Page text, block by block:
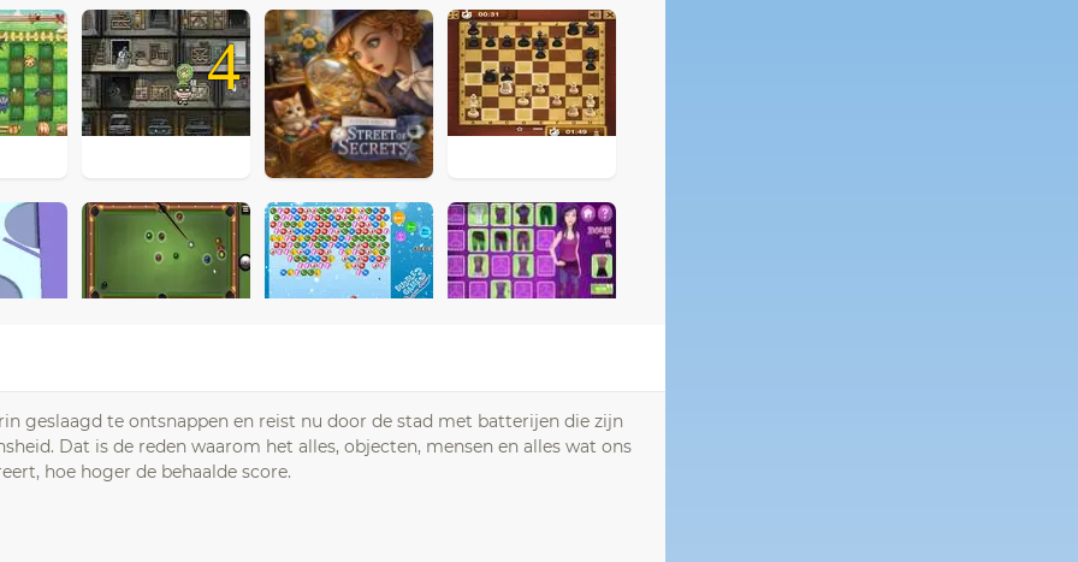
4
geslaagd te ontsnappen en reist nu door de stad met batterijen die zijn
Dat is de reden waarom het alles, objecten, mensen en alles wat ons
hoe hoger de behaalde score.